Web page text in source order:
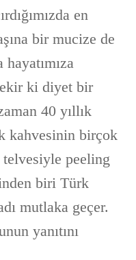
en
bir mucize de
ki diyet bir
40 yıllık
kahvesinin birçok
telvesiyle peeling
biri Türk
mutlaka geçer.
yanıtını